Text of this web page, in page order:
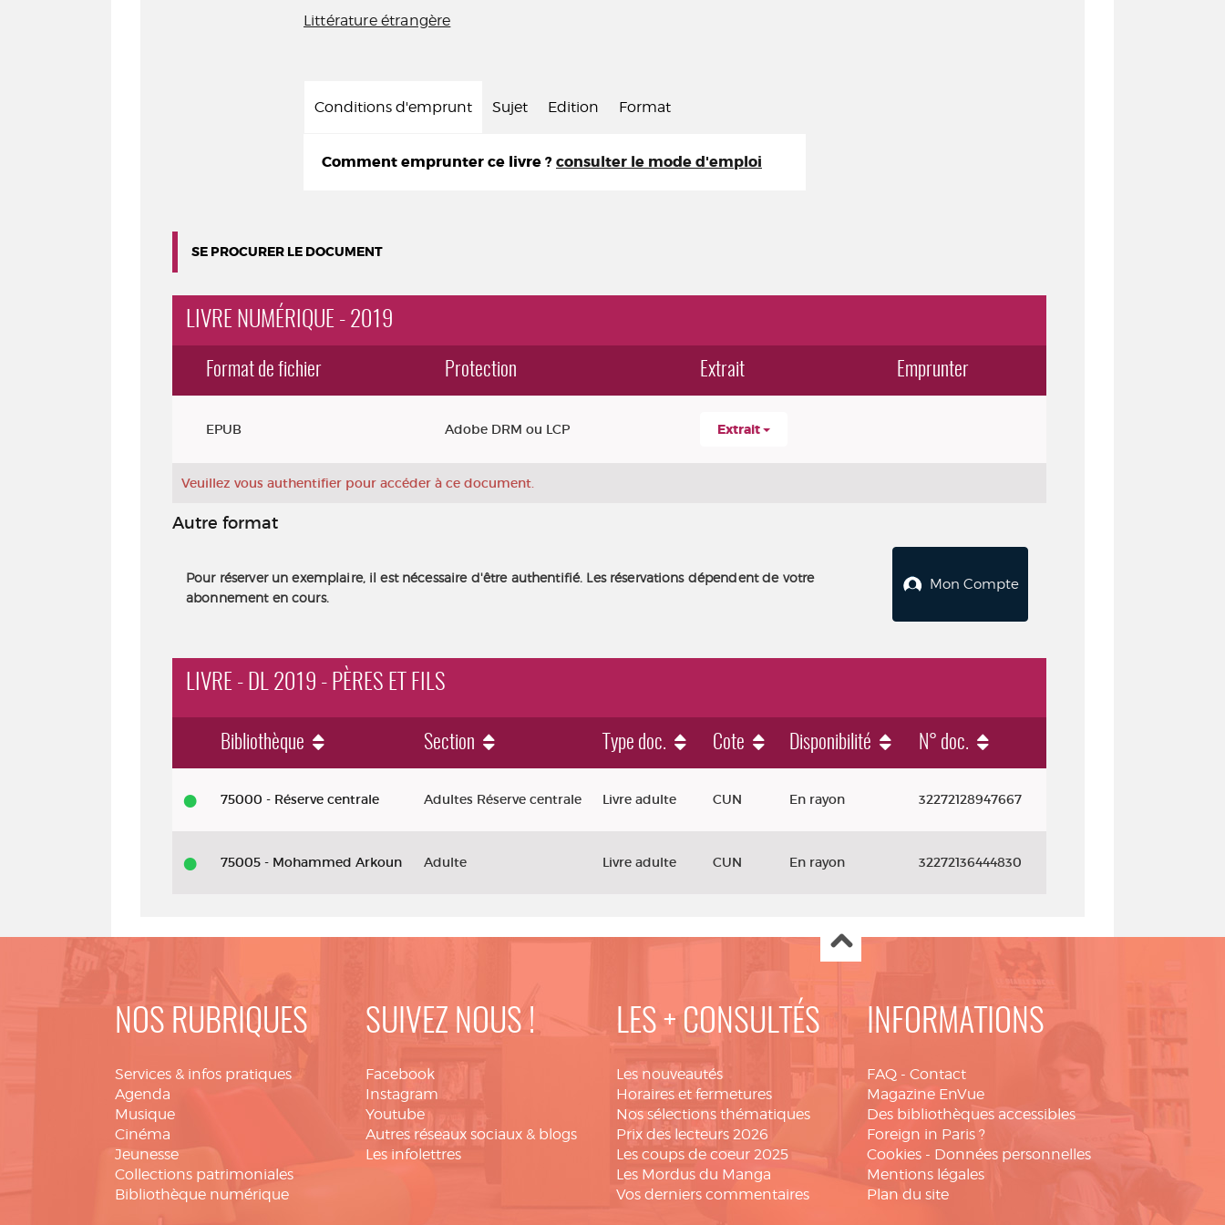
Littérature étrangère
Conditions d'emprunt Sujet Edition Format
Comment emprunter ce livre ? consulter le mode d'emploi
SE PROCURER LE DOCUMENT
LIVRE NUMÉRIQUE - 2019
Format de fichier Protection Extrait Emprunter
EPUB Adobe DRM ou LCP Extrait
Veuillez vous authentifier pour accéder à ce document.
Autre format
Pour réserver un exemplaire, il est nécessaire d'être authentifié. Les réservations dépendent de votre
abonnement en cours.
Mon Compte
LIVRE - DL 2019 - PÈRES ET FILS
Bibliothèque Section Type doc. Cote Disponibilité N° doc.
75000 - Réserve centrale Adultes Réserve centrale Livre adulte CUN En rayon 32272128947667
75005 - Mohammed Arkoun Adulte Livre adulte CUN En rayon 32272136444830
NOS RUBRIQUES
Services & infos pratiques
Agenda
Musique
Cinéma
Jeunesse
Collections patrimoniales
Bibliothèque numérique
SUIVEZ NOUS !
Facebook
Instagram
Youtube
Autres réseaux sociaux & blogs
Les infolettres
LES + CONSULTÉS
Les nouveautés
Horaires et fermetures
Nos sélections thématiques
Prix des lecteurs 2026
Les coups de coeur 2025
Les Mordus du Manga
Vos derniers commentaires
INFORMATIONS
FAQ - Contact
Magazine EnVue
Des bibliothèques accessibles
Foreign in Paris ?
Cookies - Données personnelles
Mentions légales
Plan du site